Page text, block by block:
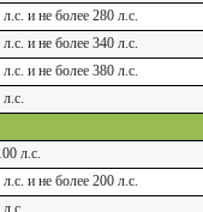
и не более 280 л.с.
и не более 340 л.с.
и не более 380 л.с.
л.с.
и не более 200 л.с.